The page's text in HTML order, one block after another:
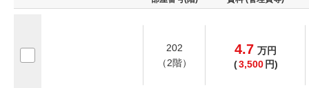
202
（2階）
4.7 万円
(3,500 円)